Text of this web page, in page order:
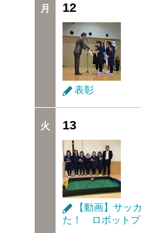
12
表彰
13
【動画】サッ
た！ ロボットプ